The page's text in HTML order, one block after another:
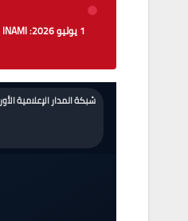
شبكة المدار الإعلامية